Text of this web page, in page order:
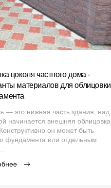
цоколя частного дома -
материалов для облицовки
— это нижняя часть здания, над
начинается внешняя облицовка
он может быть
фундамента или отдельным